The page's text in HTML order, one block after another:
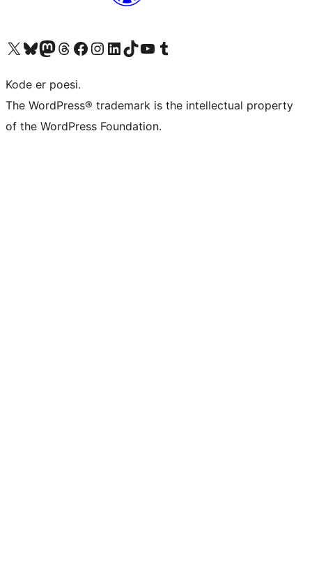
Besøk vår konto på X Visit our Bluesky account
Besøk vår Mastodon-konto
Visit our Threads account
Besøk vår Facebook-sideBesøk vår Instagram-konto
Besøk vår LinkedIn-konto
Visit our TikTok account
Visit our YouTube channel
Visit our Tumblr account
Kode er poesi.
The WordPress® trademark is the intellectual property
of the WordPress Foundation.